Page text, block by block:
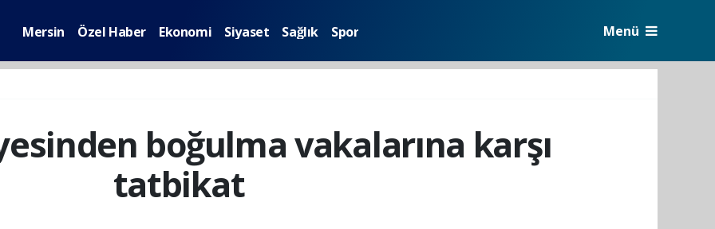
Mersin Özel Haber Ekonomi Siyaset Sağlık Spor Menü
boğulma vakalarına karşı
tatbikat